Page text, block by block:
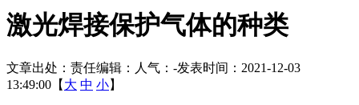
激光焊接保护气体的种类
文章出处： 责任编辑： 人气： -发表时间：2021-12-03
13:49:00【 大 中 小】